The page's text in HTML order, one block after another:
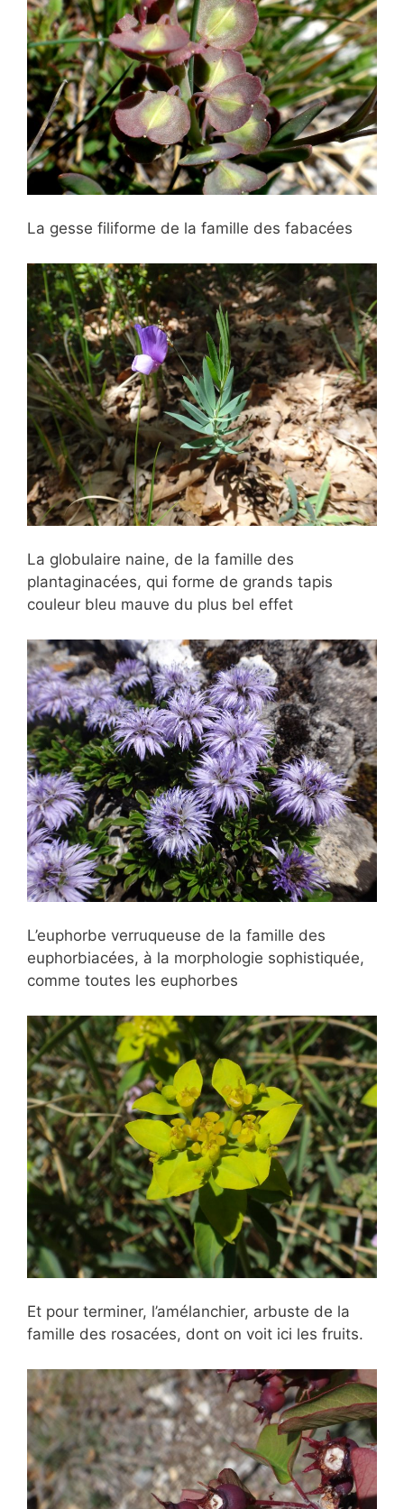
La gesse filiforme de la famille des fabacées
La globulaire naine, de la famille des
plantaginacées, qui forme de grands tapis
couleur bleu mauve du plus bel effet
L’euphorbe verruqueuse de la famille des
euphorbiacées, à la morphologie sophistiquée,
comme toutes les euphorbes
Et pour terminer, l’amélanchier, arbuste de la
famille des rosacées, dont on voit ici les fruits.